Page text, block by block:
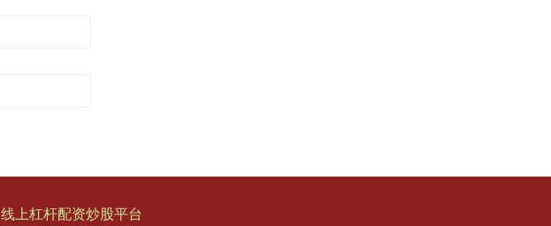
线上杠杆配资炒股平台